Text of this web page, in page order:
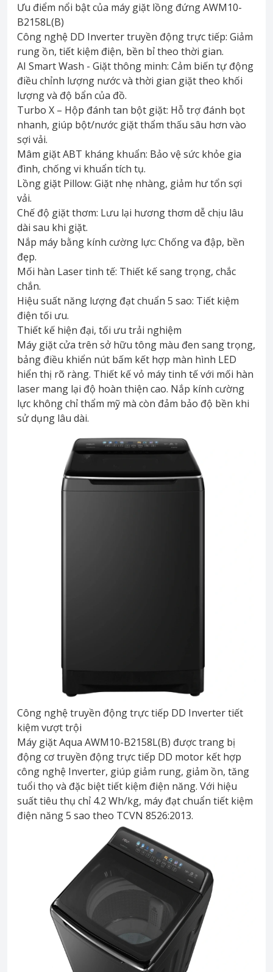
Ưu điểm nổi bật của máy giặt lồng đứng AWM10-
B2158L(B)
Công nghệ DD Inverter truyền động trực tiếp: Giảm
rung ồn, tiết kiệm điện, bền bỉ theo thời gian.
AI Smart Wash - Giặt thông minh: Cảm biến tự động
điều chỉnh lượng nước và thời gian giặt theo khối
lượng và độ bẩn của đồ.
Turbo X – Hộp đánh tan bột giặt: Hỗ trợ đánh bọt
nhanh, giúp bột/nước giặt thẩm thấu sâu hơn vào
sợi vải.
Mâm giặt ABT kháng khuẩn: Bảo vệ sức khỏe gia
đình, chống vi khuẩn tích tụ.
Lồng giặt Pillow: Giặt nhẹ nhàng, giảm hư tổn sợi
vải.
Chế độ giặt thơm: Lưu lại hương thơm dễ chịu lâu
dài sau khi giặt.
Nắp máy bằng kính cường lực: Chống va đập, bền
đẹp.
Mối hàn Laser tinh tế: Thiết kế sang trọng, chắc
chắn.
Hiệu suất năng lượng đạt chuẩn 5 sao: Tiết kiệm
điện tối ưu.
Thiết kế hiện đại, tối ưu trải nghiệm
Máy giặt cửa trên sở hữu tông màu đen sang trọng,
bảng điều khiển nút bấm kết hợp màn hình LED
hiển thị rõ ràng. Thiết kế vỏ máy tinh tế với mối hàn
laser mang lại độ hoàn thiện cao. Nắp kính cường
lực không chỉ thẩm mỹ mà còn đảm bảo độ bền khi
sử dụng lâu dài.
Công nghệ truyền động trực tiếp DD Inverter tiết
kiệm vượt trội
Máy giặt Aqua AWM10-B2158L(B) được trang bị
động cơ truyền động trực tiếp DD motor kết hợp
công nghệ Inverter, giúp giảm rung, giảm ồn, tăng
tuổi thọ và đặc biệt tiết kiệm điện năng. Với hiệu
suất tiêu thụ chỉ 4.2 Wh/kg, máy đạt chuẩn tiết kiệm
điện năng 5 sao theo TCVN 8526:2013.